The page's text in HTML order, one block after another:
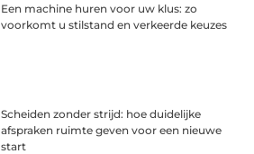
Een machine huren voor uw klus: zo
voorkomt u stilstand en verkeerde keuzes
Scheiden zonder strijd: hoe duidelijke
afspraken ruimte geven voor een nieuwe
start